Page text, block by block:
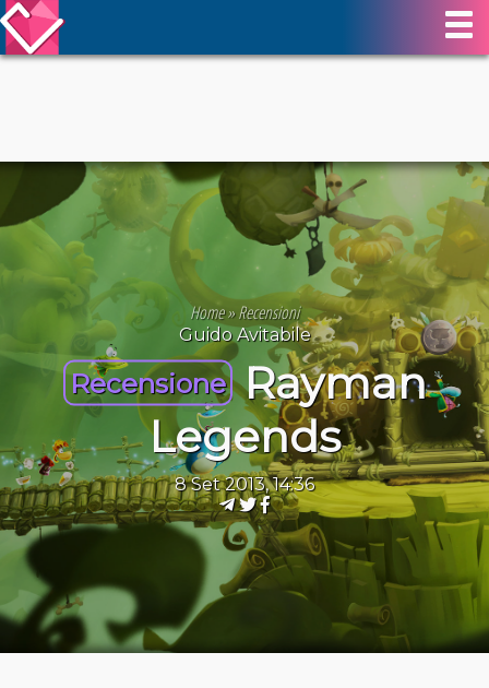
Home»Recensioni
Guido Avitabile
Recensione Rayman
Legends
8 Set 2013, 14:36